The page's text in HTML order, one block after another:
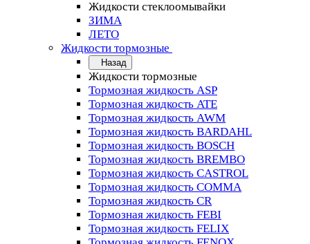
Жидкости стеклоомывайки
ЗИМА
ЛЕТО
Жидкости тормозные
Назад
Жидкости тормозные
Тормозная жидкость ASP
Тормозная жидкость ATE
Тормозная жидкость AWM
Тормозная жидкость BARDAHL
Тормозная жидкость BOSCH
Тормозная жидкость BREMBO
Тормозная жидкость CASTROL
Тормозная жидкость COMMA
Тормозная жидкость CR
Тормозная жидкость FEBI
Тормозная жидкость FELIX